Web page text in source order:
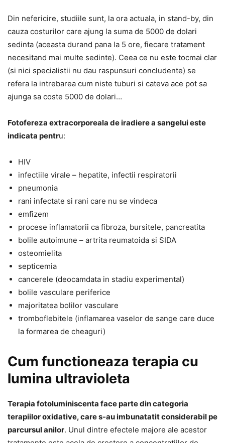
Din nefericire, studiile sunt, la ora actuala, in stand-by, din
cauza costurilor care ajung la suma de 5000 de dolari
sedinta (aceasta durand pana la 5 ore, fiecare tratament
necesitand mai multe sedinte). Ceea ce nu este tocmai clar
(si nici specialistii nu dau raspunsuri concludente) se
refera la intrebarea cum niste tuburi si cateva ace pot sa
ajunga sa coste 5000 de dolari…
Fotofereza extracorporeala de iradiere a sangelui este
indicata pentru:
HIV
infectiile virale – hepatite, infectii respiratorii
pneumonia
rani infectate si rani care nu se vindeca
emfizem
procese inflamatorii ca fibroza, bursitele, pancreatita
bolile autoimune – artrita reumatoida si SIDA
osteomielita
septicemia
cancerele (deocamdata in stadiu experimental)
bolile vasculare periferice
majoritatea bolilor vasculare
tromboflebitele (inflamarea vaselor de sange care duce
la formarea de cheaguri)
Cum functioneaza terapia cu
lumina ultravioleta
Terapia fotoluminiscenta face parte din categoria
terapiilor oxidative, care s-au imbunatatit considerabil pe
parcursul anilor. Unul dintre efectele majore ale acestor